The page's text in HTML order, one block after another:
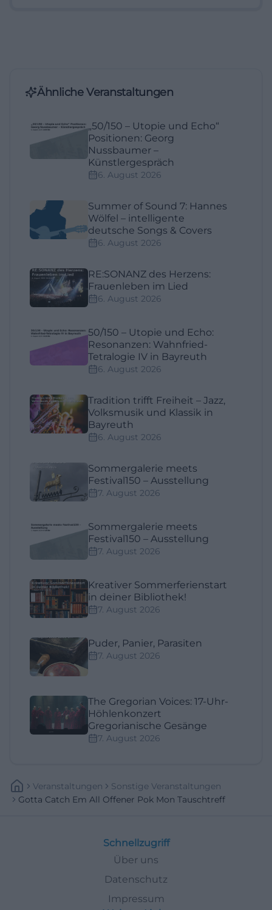
Ähnliche Veranstaltungen
„50/150 – Utopie und Echo“
Positionen: Georg
Nussbaumer –
Künstlergespräch
6. August 2026
Summer of Sound 7: Hannes
Wölfel – intelligente
deutsche Songs & Covers
6. August 2026
RE:SONANZ des Herzens:
Frauenleben im Lied
6. August 2026
50/150 – Utopie und Echo:
Resonanzen: Wahnfried-
Tetralogie IV in Bayreuth
6. August 2026
Tradition trifft Freiheit – Jazz,
Volksmusik und Klassik in
Bayreuth
6. August 2026
Sommergalerie meets
Festival150 – Ausstellung
7. August 2026
Sommergalerie meets
Festival150 – Ausstellung
7. August 2026
Kreativer Sommerferienstart
in deiner Bibliothek!
7. August 2026
Puder, Panier, Parasiten
7. August 2026
The Gregorian Voices: 17-Uhr-
Höhlenkonzert
Gregorianische Gesänge
7. August 2026
Veranstaltungen
Sonstige Veranstaltungen
Gotta Catch Em All Offener Pok Mon Tauschtreff
Schnellzugriff
Über uns
Datenschutz
Impressum